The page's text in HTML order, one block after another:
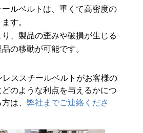
ルベルトは、重くて高密度の
す。
、製品の歪みや破損が生じる
の移動が可能です。
レススチールベルトがお客様の
のような利点を与えるかにつ
は、 弊社までご連絡くださ